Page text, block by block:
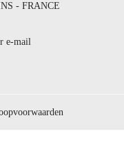
- FRANCE
e-mail